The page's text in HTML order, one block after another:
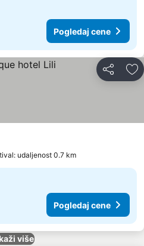
Pogledaj cene
Deli
udaljenost 0.7 km
Pogledaj cene
više